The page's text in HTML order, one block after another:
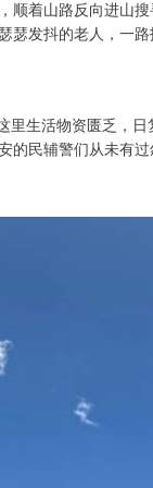
着山路反向进山
发抖的老人，一路
生活物资匮乏，
民辅警们从未有